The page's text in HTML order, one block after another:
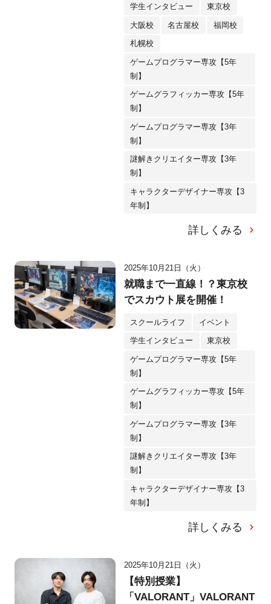
学生インタビュー 東京校
大阪校 名古屋校 福岡校
札幌校
ゲームプログラマー専攻【5年
制】
ゲームグラフィッカー専攻【5年
制】
ゲームプログラマー専攻【3年
制】
謎解きクリエイター専攻【3年
制】
キャラクターデザイナー専攻【3
年制】
詳しくみる
2025年10月21日（火）
就職まで一直線！？東京校
でスカウト展を開催！
スクールライフ イベント
学生インタビュー 東京校
ゲームプログラマー専攻【5年
制】
ゲームグラフィッカー専攻【5年
制】
ゲームプログラマー専攻【3年
制】
謎解きクリエイター専攻【3年
制】
キャラクターデザイナー専攻【3
年制】
詳しくみる
2025年10月21日（火）
【特別授業】
「VALORANT」VALORANT